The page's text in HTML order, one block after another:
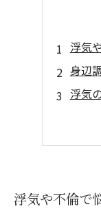
浮気
身辺
浮気
証
浮気や不倫で